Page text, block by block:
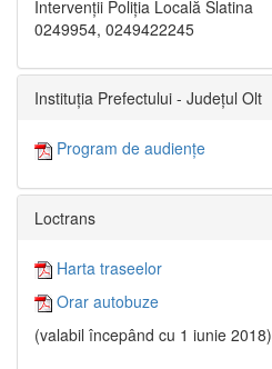
Intervenții Poliția Locală Slatina
0249954, 0249422245
Instituția Prefectului - Județul Olt
Program de audiențe
Loctrans
Harta traseelor
Orar autobuze
(valabil începând cu 1 iunie 2018)